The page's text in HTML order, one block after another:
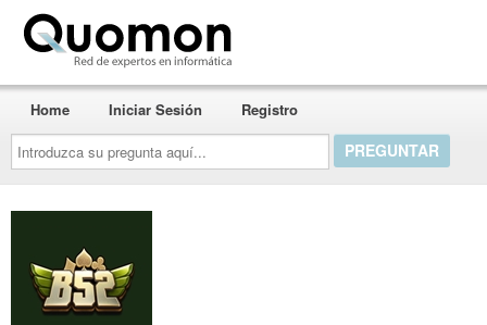
Introduzca
su
pregunta
aquí...
Home Iniciar Sesión Registro